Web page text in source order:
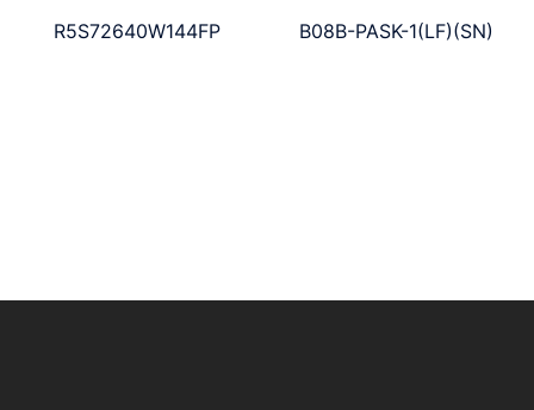
R5S72640W144FP B08B-PASK-1(LF)(SN)